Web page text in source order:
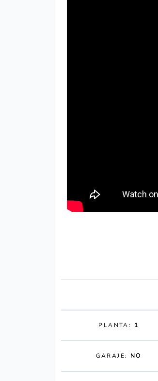
PLANTA: 1
GARAJE: NO